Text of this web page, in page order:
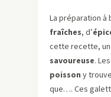
La préparation à
fraîches, d’
cette recette,
savoureuse.
poisson y
que…. Ces